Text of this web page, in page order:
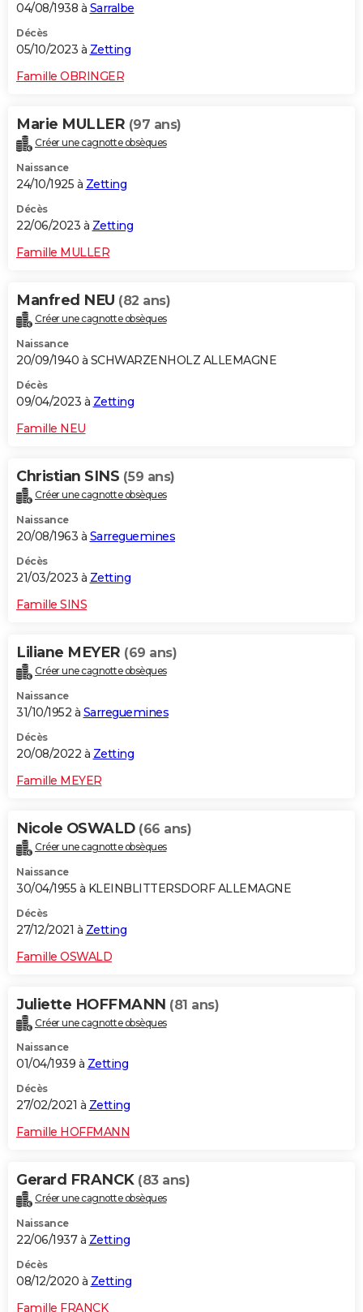
04/08/1938 à Sarralbe
Décès
05/10/2023 à Zetting
Famille OBRINGER
Marie MULLER (97 ans)
Créer une cagnotte obsèques
Naissance
24/10/1925 à Zetting
Décès
22/06/2023 à Zetting
Famille MULLER
Manfred NEU (82 ans)
Créer une cagnotte obsèques
Naissance
20/09/1940 à SCHWARZENHOLZ ALLEMAGNE
Décès
09/04/2023 à Zetting
Famille NEU
Christian SINS (59 ans)
Créer une cagnotte obsèques
Naissance
20/08/1963 à Sarreguemines
Décès
21/03/2023 à Zetting
Famille SINS
Liliane MEYER (69 ans)
Créer une cagnotte obsèques
Naissance
31/10/1952 à Sarreguemines
Décès
20/08/2022 à Zetting
Famille MEYER
Nicole OSWALD (66 ans)
Créer une cagnotte obsèques
Naissance
30/04/1955 à KLEINBLITTERSDORF ALLEMAGNE
Décès
27/12/2021 à Zetting
Famille OSWALD
Juliette HOFFMANN (81 ans)
Créer une cagnotte obsèques
Naissance
01/04/1939 à Zetting
Décès
27/02/2021 à Zetting
Famille HOFFMANN
Gerard FRANCK (83 ans)
Créer une cagnotte obsèques
Naissance
22/06/1937 à Zetting
Décès
08/12/2020 à Zetting
Famille FRANCK